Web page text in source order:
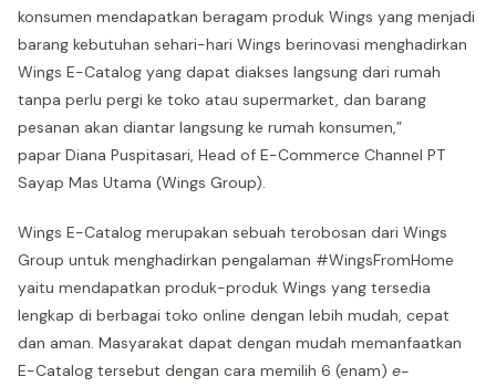
konsumen mendapatkan beragam produk Wings yang menjadi
barang kebutuhan sehari-hari Wings berinovasi menghadirkan
Wings E-Catalog yang dapat diakses langsung dari rumah
tanpa perlu pergi ke toko atau supermarket, dan barang
pesanan akan diantar langsung ke rumah konsumen,”
papar Diana Puspitasari, Head of E-Commerce Channel PT
Sayap Mas Utama (Wings Group).
Wings E-Catalog merupakan sebuah terobosan dari Wings
Group untuk menghadirkan pengalaman #WingsFromHome
yaitu mendapatkan produk-produk Wings yang tersedia
lengkap di berbagai toko online dengan lebih mudah, cepat
dan aman. Masyarakat dapat dengan mudah memanfaatkan
E-Catalog tersebut dengan cara memilih 6 (enam) e-